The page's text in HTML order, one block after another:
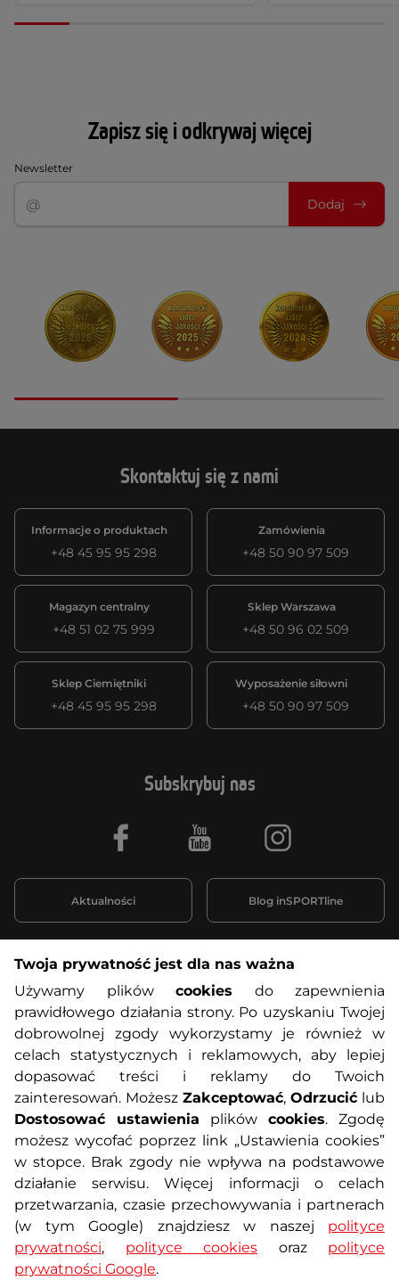
Zapisz się i odkrywaj więcej
Newsletter
Dodaj
Skontaktuj się z nami
Informacje o produktach
+48 45 95 95 298
Zamówienia
+48 50 90 97 509
Magazyn centralny
+48 51 02 75 999
Sklep Warszawa
+48 50 96 02 509
Sklep Ciemiętniki
+48 45 95 95 298
Wyposażenie siłowni
+48 50 90 97 509
Informacje o zakupach
O nas Regulamin sklepu
Polityka prywatności Koszty przesyłek
Metody płatności Program lojalnościowy
Usługi dodatkowe Reklamacje i serwis
Formularz kontaktowy Wyposażenie siłowni
Subskrybuj nas
Aktualności Blog inSPORTline
Facebook Youtube Instagram
Twoja prywatność jest dla nas ważna
Używamy plików cookies do zapewnienia
prawidłowego działania strony. Po uzyskaniu Twojej
dobrowolnej zgody wykorzystamy je również w
celach statystycznych i reklamowych, aby lepiej
dopasować treści i reklamy do Twoich
zainteresowań. Możesz Zakceptować, Odrzucić lub
Dostosować ustawienia plików cookies. Zgodę
możesz wycofać poprzez link „Ustawienia cookies”
w stopce. Brak zgody nie wpływa na podstawowe
działanie serwisu. Więcej informacji o celach
przetwarzania, czasie przechowywania i partnerach
(w tym Google) znajdziesz w naszej polityce
prywatności, polityce cookies oraz polityce
prywatności Google.